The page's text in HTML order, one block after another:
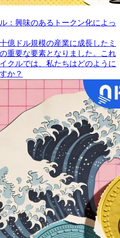
：興味のあるトークン化によっ
億ドル規模の産業に成長したミ
重要な要素となりました。これ
クルでは、私たちはどのように
か？